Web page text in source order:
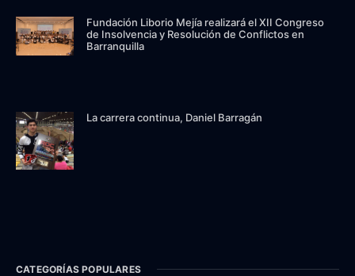
Fundación Liborio Mejía realizará el XII Congreso
de Insolvencia y Resolución de Conflictos en
Barranquilla
La carrera continua, Daniel Barragán
CATEGORÍAS POPULARES